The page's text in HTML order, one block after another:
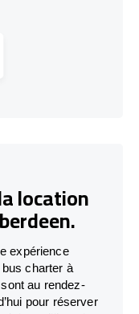
location
expérience
charter à
au rendez-
pour réserver